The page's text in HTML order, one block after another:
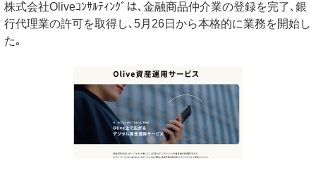
株式会社Oliveｺﾝｻﾙﾃｨﾝｸﾞは､金融商品仲介業の登録を完了､銀
行代理業の許可を取得し､5月26日から本格的に業務を開始し
た｡